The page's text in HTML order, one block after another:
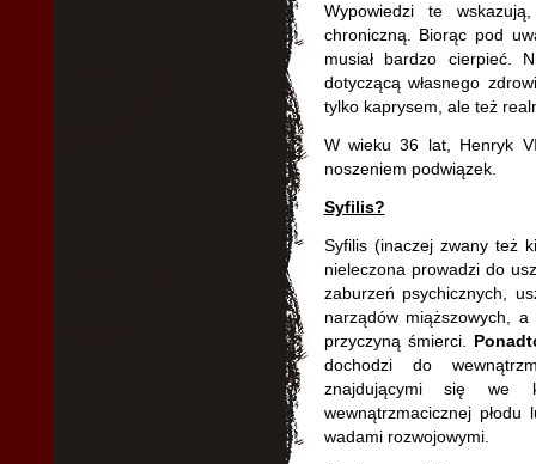
Wypowiedzi te
chroniczną. Biorąc pod
musiał bardzo cierpieć.
dotyczącą własnego
tylko kaprysem, ale też
W wieku 36 lat, Henryk
noszeniem podwiązek.
Syfilis?
Syfilis (inaczej zwany też
nieleczona prowadzi do
zaburzeń psychicznych,
narządów miąższowych,
przyczyną śmierci.
dochodzi do
znajdującymi się we
wewnątrzmacicznej
wadami rozwojowymi.